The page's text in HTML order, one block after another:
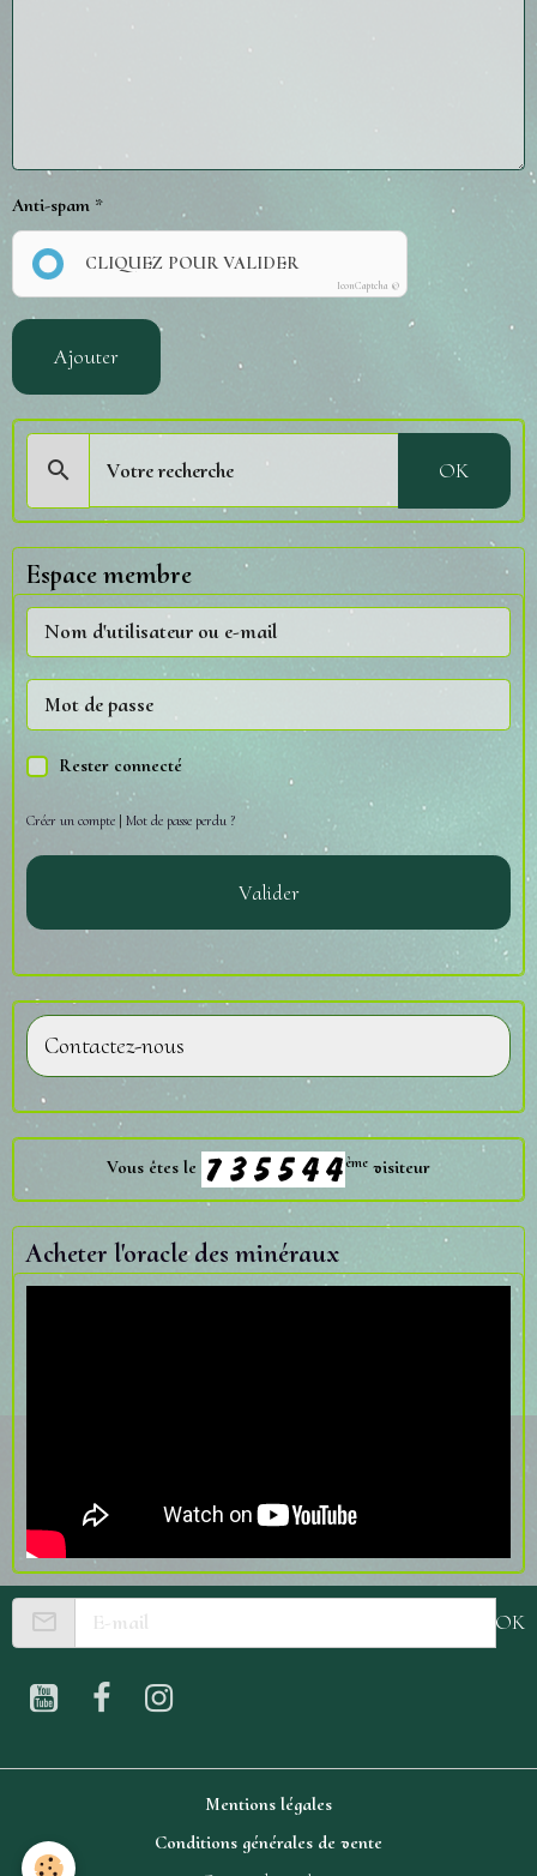
Anti-spam
CLIQUEZ POUR VALIDER
IconCaptcha ©
Ajouter
OK
Espace membre
Rester connecté
Créer un compte | Mot de passe perdu ?
Valider
Contactez-nous
Vous êtes le ème visiteur
Acheter l'oracle des minéraux
OK
Mentions légales
Conditions générales de vente